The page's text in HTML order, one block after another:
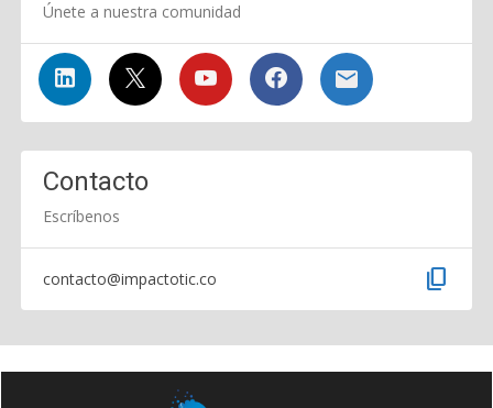
Únete a nuestra comunidad
Contacto
Escríbenos
contacto@impactotic.co content_copy